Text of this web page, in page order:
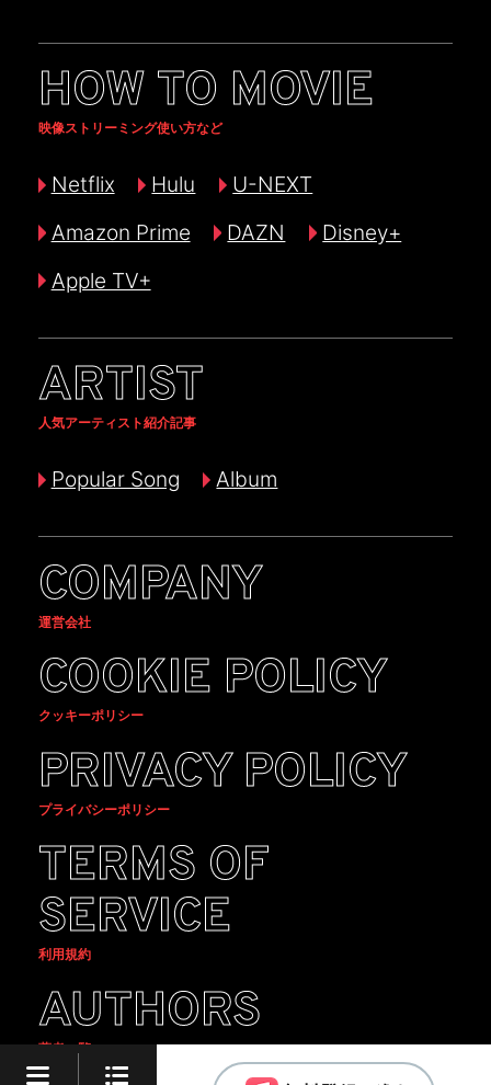
HOW TO MOVIE
映像ストリーミング使い方など
Netflix Hulu
U-NEXT
Amazon Prime
DAZN
Disney+
Apple TV+
ARTIST
人気アーティスト紹介記事
Popular Song Album
COMPANY
運営会社
COOKIE POLICY
クッキーポリシー
PRIVACY POLICY
プライバシーポリシー
TERMS OF
SERVICE
利用規約
AUTHORS
著者一覧